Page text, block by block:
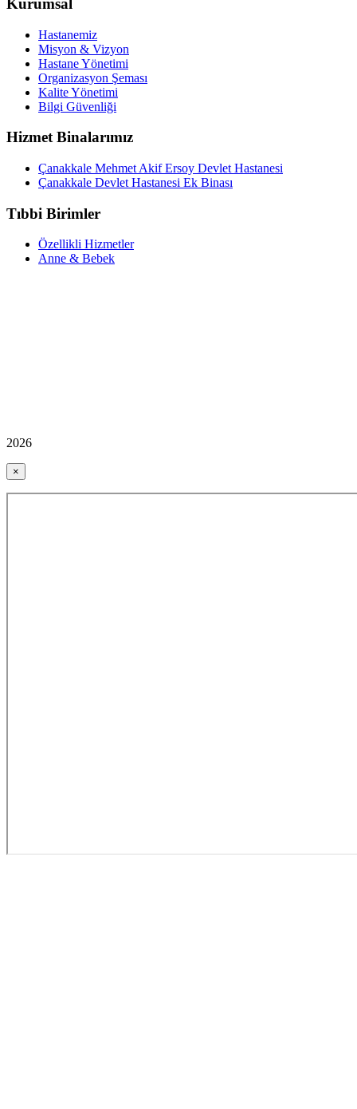
Kurumsal
Hastanemiz
Misyon & Vizyon
Hastane Yönetimi
Organizasyon Şeması
Kalite Yönetimi
Bilgi Güvenliği
Hizmet Binalarımız
Çanakkale Mehmet Akif Ersoy Devlet Hastanesi
Çanakkale Devlet Hastanesi Ek Binası
Tıbbi Birimler
Özellikli Hizmetler
Anne & Bebek
2026
×